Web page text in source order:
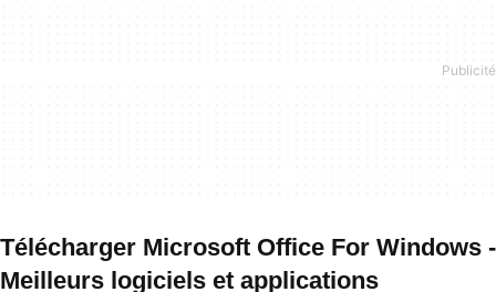
Télécharger Microsoft Office For Windows -
Meilleurs logiciels et applications